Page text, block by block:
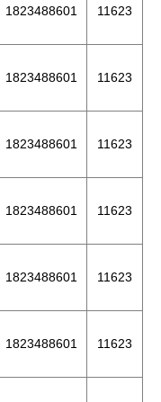
1823488601 11623
1823488601 11623
1823488601 11623
1823488601 11623
1823488601 11623
1823488601 11623